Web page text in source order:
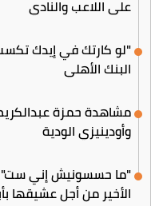
على اللاعب والنادي
البنك الأهلي
مشاهدة حمزة
وأودينيزي الودية
الأخير من أجل عشيقها